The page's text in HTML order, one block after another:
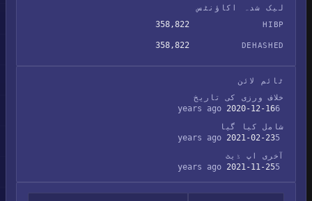
لیک شدہ اکاؤنٹس
HIBP
358,822
DEHASHED
358,822
ٹائم لائن
خلاف ورزی کی تاریخ
2020-12-16
شامل کیا گیا
2021-02-23
آخری اپ ڈیٹ
2021-11-25